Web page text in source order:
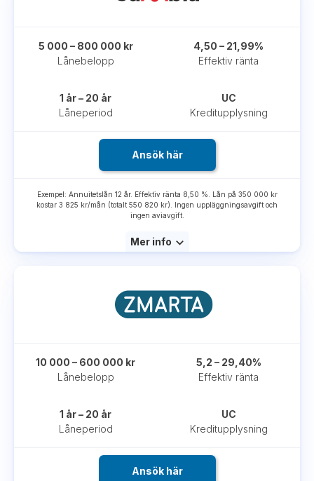
Lånebelopp
5 000 – 800 000 kr
Effektiv ränta
4,50 – 21,99%
Låneperiod
1 år – 20 år
Kreditupplysning
UC
Ansök här
Exempel: Annuitetslån 12 år. Effektiv ränta 8,50 %. Lån på 350 000 kr
kostar 3 825 kr/mån (totalt 550 820 kr). Ingen uppläggningsavgift och
ingen aviavgift.
Mer info
Lånebelopp
10 000 – 600 000 kr
Effektiv ränta
5,2 – 29,40%
Låneperiod
1 år – 20 år
Kreditupplysning
UC
Ansök här